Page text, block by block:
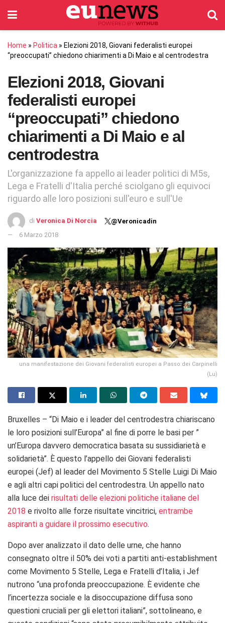
Home » Politica » Elezioni 2018, Giovani federalisti europei
“preoccupati” chiedono chiarimenti a Di Maio e al centrodestra
Elezioni 2018, Giovani
federalisti europei
“preoccupati” chiedono
chiarimenti a Di Maio e al
centrodestra
L'organizzazione fa appello ai leader politici di M5s,
Lega e Fratelli d'Italia perché sciolgano gli equivoci
riguardo alle loro posizioni sull'euro e sull'Ue
di Veronica Di Norcia
@Veronicadin
6 Marzo 2018
una manifestazione dei Giovani federalisti europei a Passo dei Carpinelli
(Lu)
Bruxelles – “Di Maio e i leader del centrodestra chiariscano
le loro posizioni sull’Europa” al fine di porre le basi per ”
un’Europa davvero democratica basata su sussidiarietà e
solidarietà”. È questo l’appello dei Giovani federalisti
europei (Jef) al leader del Movimento 5 Stelle Luigi Di Maio
e agli altri capi politici del centrodestra. Un appello nato
alla luce dei risultati delle elezioni politiche italiane del
2018 e rivolto alle forze risultate vincitrici, entrambe
aspiranti a guidare il prossimo esecutivo.
Dopo aver analizzato il dato delle urne, che hanno
consegnato oltre il 50% dei voti a partiti anti-establishment
come Movimento 5 Stelle, Lega e Fratelli d’Italia, i Jef
nutrono “una profonda preoccupazione. È evidente che
l’incertezza sociale e la disoccupazione diffusa sono
questioni cruciali per gli elettori italiani”, sottolineano, e